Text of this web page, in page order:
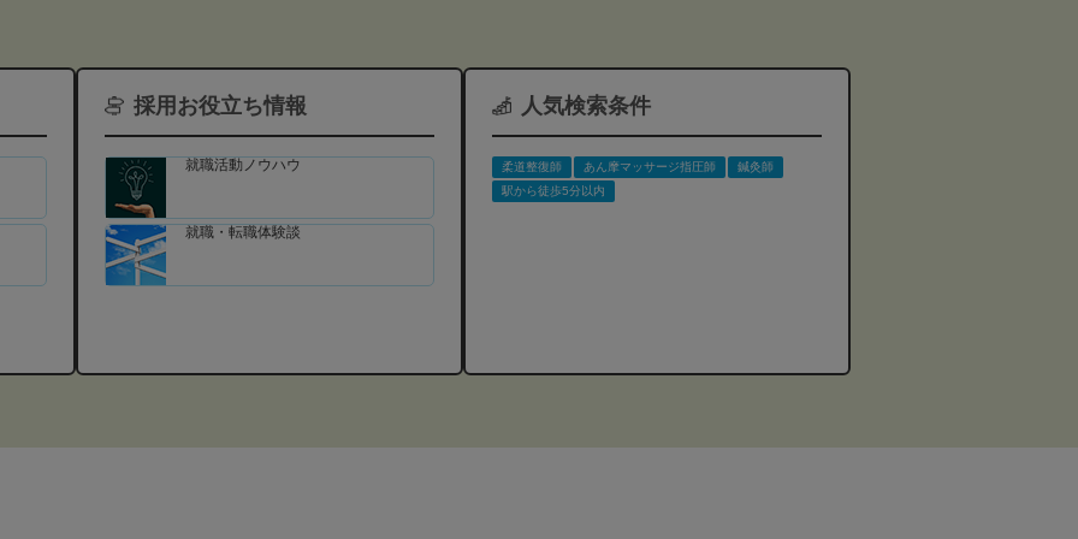
採用お役立ち情報
就職活動ノウハウ
就職・転職体験談
人気検索条件
柔道整復師 あん摩マッサージ指圧師
鍼灸師
駅から徒歩5分以内